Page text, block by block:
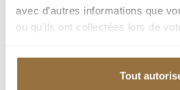
avec d'autres informations que
ou qu'ils ont collectées lors de
Tout